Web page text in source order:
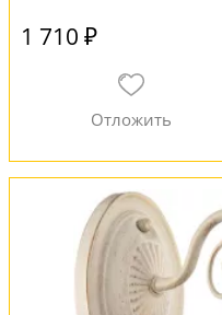
1 710 ₽